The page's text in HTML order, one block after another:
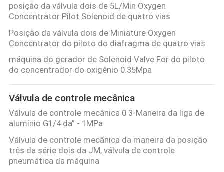
posição da válvula dois de 5L/Min Oxygen
Concentrator Pilot Solenoid de quatro vias
Posição da válvula dois de Miniature Oxygen
Concentrator do piloto do diafragma de quatro vias
máquina do gerador de Solenoid Valve For do piloto
do concentrador do oxigênio 0.35Mpa
Válvula de controle mecânica
Válvula de controle mecânica 0 3-Maneira da liga de
alumínio G1/4 da” - 1MPa
Válvula de controle mecânica da maneira da posição
três da série dois da JM, válvula de controle
pneumática da máquina